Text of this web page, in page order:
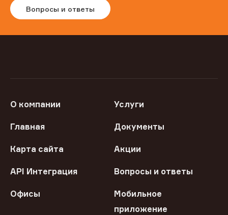
Вопросы и ответы
О компании Услуги
Главная Документы
Карта сайта Акции
API Интеграция Вопросы и ответы
Офисы
Мобильное
приложение